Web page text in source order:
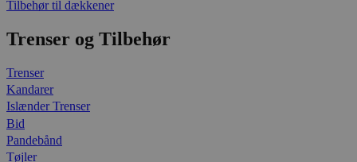
Tilbehør til dækkener
Trenser og Tilbehør
Trenser
Kandarer
Islænder Trenser
Bid
Pandebånd
Tøjler